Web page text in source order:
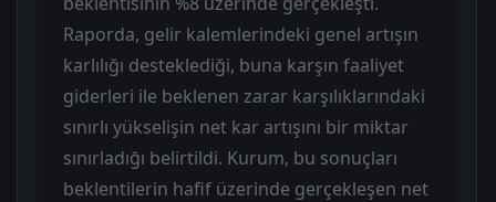
Raporda, gelir kalemlerindeki genel artışın
karlılığı desteklediği, buna karşın faaliyet
giderleri ile beklenen zarar karşılıklarındaki
sınırlı yükselişin net kar artışını bir miktar
sınırladığı belirtildi. Kurum, bu sonuçları
beklentilerin hafif üzerinde gerçekleşen net